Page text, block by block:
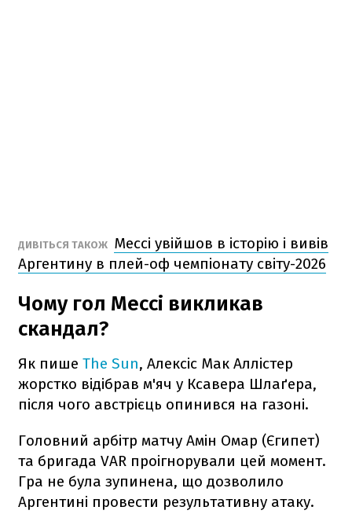
ДИВІТЬСЯ ТАКОЖ Мессі увійшов в історію і вивів
Аргентину в плей-оф чемпіонату світу-2026
Чому гол Мессі викликав
скандал?
Як пише The Sun, Алексіс Мак Аллістер
жорстко відібрав м'яч у Ксавера Шлаґера,
після чого австрієць опинився на газоні.
Головний арбітр матчу Амін Омар (Єгипет)
та бригада VAR проігнорували цей момент.
Гра не була зупинена, що дозволило
Аргентині провести результативну атаку.